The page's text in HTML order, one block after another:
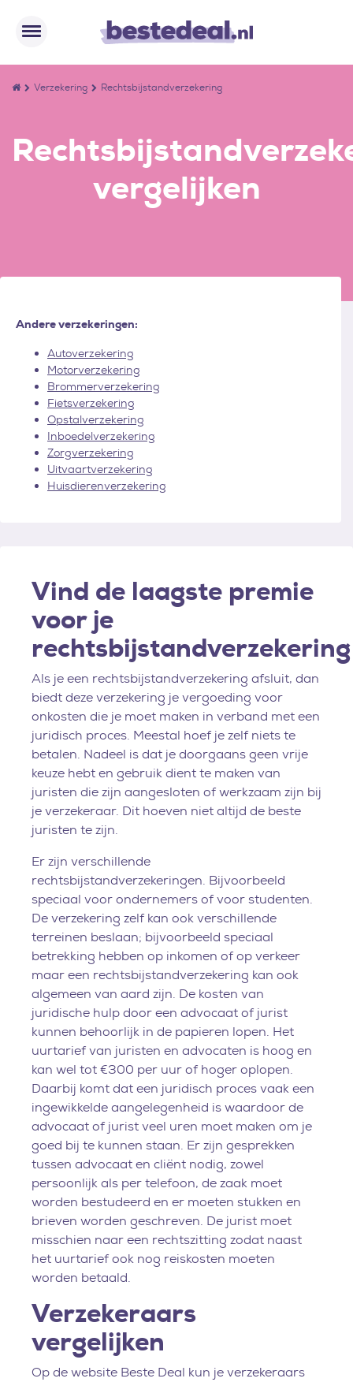
Verzekering Rechtsbijstandverzekering
vergelijken
Andere verzekeringen:
Autoverzekering
Motorverzekering
Brommerverzekering
Fietsverzekering
Opstalverzekering
Inboedelverzekering
Zorgverzekering
Uitvaartverzekering
Huisdierenverzekering
Vind de laagste premie
voor je
rechtsbijstandverzekering
Als je een rechtsbijstandverzekering afsluit, dan
biedt deze verzekering je vergoeding voor
onkosten die je moet maken in verband met een
juridisch proces. Meestal hoef je zelf niets te
betalen. Nadeel is dat je doorgaans geen vrije
keuze hebt en gebruik dient te maken van
juristen die zijn aangesloten of werkzaam zijn bij
je verzekeraar. Dit hoeven niet altijd de beste
juristen te zijn.
Er zijn verschillende
rechtsbijstandverzekeringen. Bijvoorbeeld
speciaal voor ondernemers of voor studenten.
De verzekering zelf kan ook verschillende
terreinen beslaan; bijvoorbeeld speciaal
betrekking hebben op inkomen of op verkeer
maar een rechtsbijstandverzekering kan ook
algemeen van aard zijn. De kosten van
juridische hulp door een advocaat of jurist
kunnen behoorlijk in de papieren lopen. Het
uurtarief van juristen en advocaten is hoog en
kan wel tot €300 per uur of hoger oplopen.
Daarbij komt dat een juridisch proces vaak een
ingewikkelde aangelegenheid is waardoor de
advocaat of jurist veel uren moet maken om je
goed bij te kunnen staan. Er zijn gesprekken
tussen advocaat en cliënt nodig, zowel
persoonlijk als per telefoon, de zaak moet
worden bestudeerd en er moeten stukken en
brieven worden geschreven. De jurist moet
misschien naar een rechtszitting zodat naast
het uurtarief ook nog reiskosten moeten
worden betaald.
Verzekeraars
vergelijken
Op de website Beste Deal kun je verzekeraars